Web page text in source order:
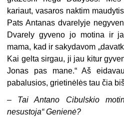
kariaut, vasaros naktim
Pats Antanas dvarelyje
Dvarely gyveno jo motina ir
mama, kad ir sakydavom
Kai gelta sirgau, ji jau kitur
Jonas pas mane.“ Aš
pabalusios, grietinėlės tau čia
– Tai Antano Cibulskio
nesustoja“ Genienė?